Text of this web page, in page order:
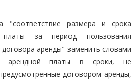
"соответствие размера и срока
за период пользования
аренды" заменить словами
арендной платы в сроки, не
договором аренды,